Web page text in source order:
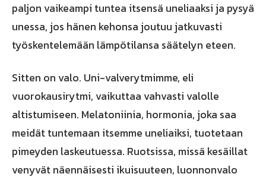
paljon vaikeampi tuntea itsensä uneliaaksi ja pysyä
unessa, jos hänen kehonsa joutuu jatkuvasti
työskentelemään lämpötilansa säätelyn eteen.
Sitten on valo. Uni-valverytmimme, eli
vuorokausirytmi, vaikuttaa vahvasti valolle
altistumiseen. Melatoniinia, hormonia, joka saa
meidät tuntemaan itsemme uneliaiksi, tuotetaan
pimeyden laskeutuessa. Ruotsissa, missä kesäillat
venyvät näennäisesti ikuisuuteen, luonnonvalo